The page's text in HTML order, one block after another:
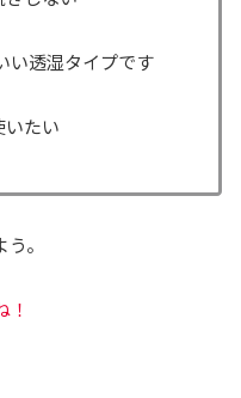
い透湿タイプです
いたい
。